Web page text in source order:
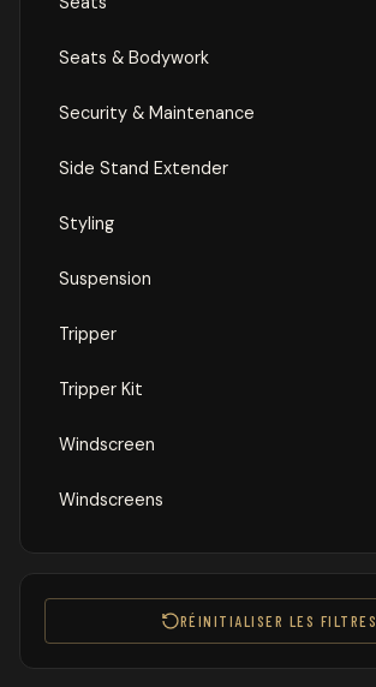
Seats & Bodywork
Security & Maintenance
Side Stand Extender
Styling
Suspension
Tripper
Tripper Kit
Windscreen
Windscreens
RÉINITIALISER LES FILTRES